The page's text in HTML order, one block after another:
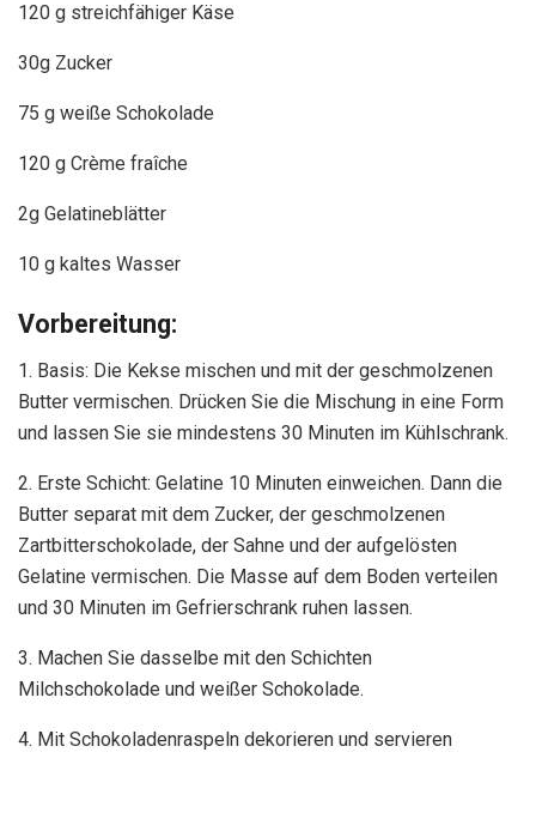
120 g streichfähiger Käse
30g Zucker
75 g weiße Schokolade
120 g Crème fraîche
2g Gelatineblätter
10 g kaltes Wasser
Vorbereitung:
1. Basis: Die Kekse mischen und mit der geschmolzenen
Butter vermischen. Drücken Sie die Mischung in eine Form
und lassen Sie sie mindestens 30 Minuten im Kühlschrank.
2. Erste Schicht: Gelatine 10 Minuten einweichen. Dann die
Butter separat mit dem Zucker, der geschmolzenen
Zartbitterschokolade, der Sahne und der aufgelösten
Gelatine vermischen. Die Masse auf dem Boden verteilen
und 30 Minuten im Gefrierschrank ruhen lassen.
3. Machen Sie dasselbe mit den Schichten
Milchschokolade und weißer Schokolade.
4. Mit Schokoladenraspeln dekorieren und servieren